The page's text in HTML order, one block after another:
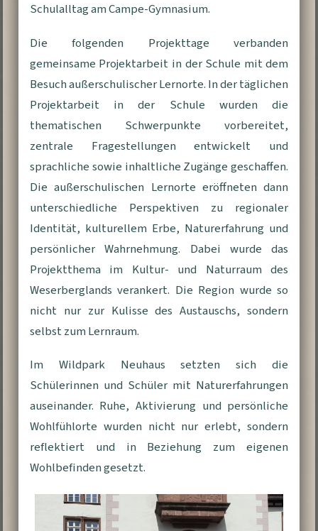
Schulalltag am Campe-Gymnasium.
Die folgenden Projekttage verbanden
gemeinsame Projektarbeit in der Schule mit dem
Besuch außerschulischer Lernorte. In der täglichen
Projektarbeit in der Schule wurden die
thematischen Schwerpunkte vorbereitet,
zentrale Fragestellungen entwickelt und
sprachliche sowie inhaltliche Zugänge geschaffen.
Die außerschulischen Lernorte eröffneten dann
unterschiedliche Perspektiven zu regionaler
Identität, kulturellem Erbe, Naturerfahrung und
persönlicher Wahrnehmung. Dabei wurde das
Projektthema im Kultur- und Naturraum des
Weserberglands verankert. Die Region wurde so
nicht nur zur Kulisse des Austauschs, sondern
selbst zum Lernraum.
Im Wildpark Neuhaus setzten sich die
Schülerinnen und Schüler mit Naturerfahrungen
auseinander. Ruhe, Aktivierung und persönliche
Wohlfühlorte wurden nicht nur erlebt, sondern
reflektiert und in Beziehung zum eigenen
Wohlbefinden gesetzt.